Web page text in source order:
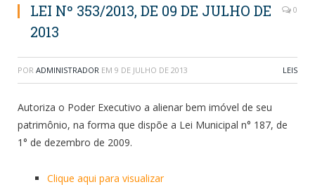
LEI Nº 353/2013, DE 09 DE JULHO DE
2013
0
POR ADMINISTRADOR EM 9 DE JULHO DE 2013 LEIS
Autoriza o Poder Executivo a alienar bem imóvel de seu
patrimônio, na forma que dispõe a Lei Municipal n° 187, de
1° de dezembro de 2009.
Clique aqui para visualizar